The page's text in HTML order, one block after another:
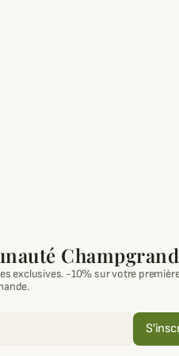
Champgrand
exclusives. -10% sur votre